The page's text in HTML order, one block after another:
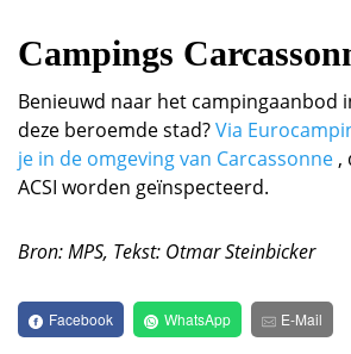
Campings
Benieuwd naar het campingaanbod
deze beroemde stad?Via
je in de omgeving van Carcassonne ,
ACSI worden geïnspecteerd.
Bron: MPS, Tekst: Otmar Steinbicker
Facebook WhatsApp E-Mail